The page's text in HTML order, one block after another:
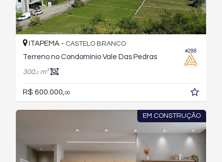
#288
ITAPEMA - CASTELO BRANCO
Terreno no Condomínio Vale Das Pedras
300,0m²
R$ 600.000, 00
EM CONSTRUÇÃO